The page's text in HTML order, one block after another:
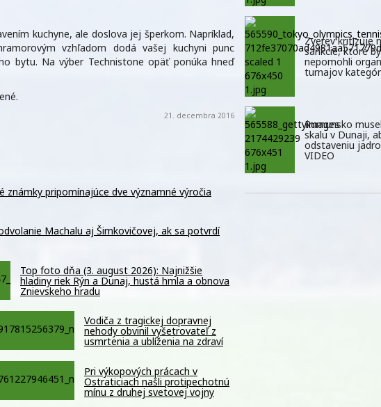
kuchyne, ale doslova jej šperkom. Napríklad,
vzhľadom dodá vašej kuchyni punc
bytu. Na výber Technistone opäť ponúka hneď
21. decembra 2016
známky pripomínajúce dve významné výročia
Machalu aj Šimkovičovej, ak sa potvrdí
Top foto dňa (3. august 2026): Najnižšie
hladiny riek Rýn a Dunaj, hustá hmla a obnova
Znievskeho hradu
Vodiča z tragickej dopravnej
nehody obvinil vyšetrovateľ z
usmrtenia a ublíženia na zdraví
Pri výkopových prácach v
Ostraticiach našli protipechotnú
mínu z druhej svetovej vojny
Zverev kritizuje
sankcie, ktoré
nepomohli
turnajov
Rumunsko
skalu v Dunaji,
odstaveniu
VIDEO